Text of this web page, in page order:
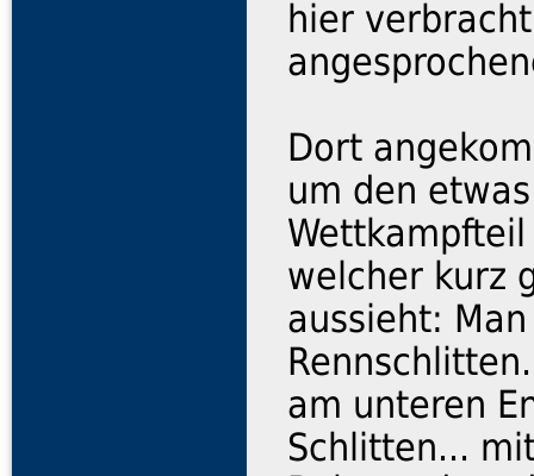
hier
Dort
um den
Wettkampfteil
welcher kurz
aussieht:
am unteren
Schlitten...